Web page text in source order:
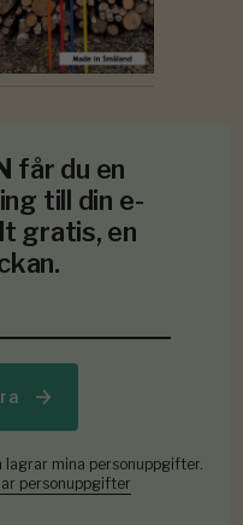
får du en
till din e-
gratis, en
mina personuppgifter.
personuppgifter